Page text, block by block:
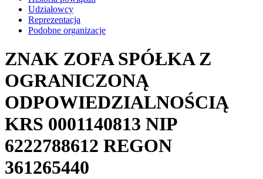
Udziałowcy
Reprezentacja
Podobne organizacje
ZNAK ZOFA SPÓŁKA Z
OGRANICZONĄ
ODPOWIEDZIALNOŚCIĄ
KRS 0001140813 NIP
6222788612 REGON
361265440